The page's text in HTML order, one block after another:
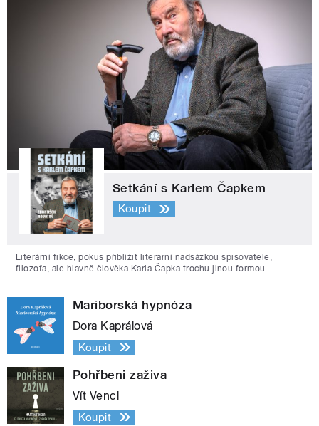
Setkání s Karlem Čapkem
Koupit
Literární fikce, pokus přiblížit literární nadsázkou spisovatele,
filozofa, ale hlavně člověka Karla Čapka trochu jinou formou.
Mariborská hypnóza
Dora Kaprálová
Koupit
Pohřbeni zaživa
Vít Vencl
Koupit